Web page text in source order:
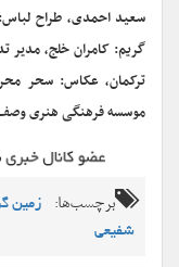
سعید احمدی، طراح
گریم: کامران خلج، مدیر
ترکمان، عکاس: سحر
موسسه فرهنگی هنری
برچسب‌ها: زمین
شفیعی